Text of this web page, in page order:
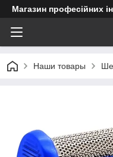
Магазин професійних
Наши товары